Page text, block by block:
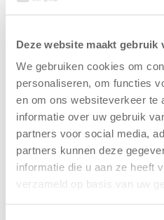
Deze website maakt gebruik
We gebruiken cookies om
personaliseren, om functies
en om ons websiteverkeer te
informatie over uw gebruik
partners voor social media,
partners kunnen deze
informatie die u aan ze heeft
verzameld op basis van uw